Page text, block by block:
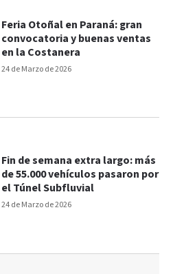
24 de Marzo de 2026
Feria Otoñal en Paraná: gran
convocatoria y buenas ventas
en la Costanera
24 de Marzo de 2026
Fin de semana extra largo: más
de 55.000 vehículos pasaron por
el Túnel Subfluvial